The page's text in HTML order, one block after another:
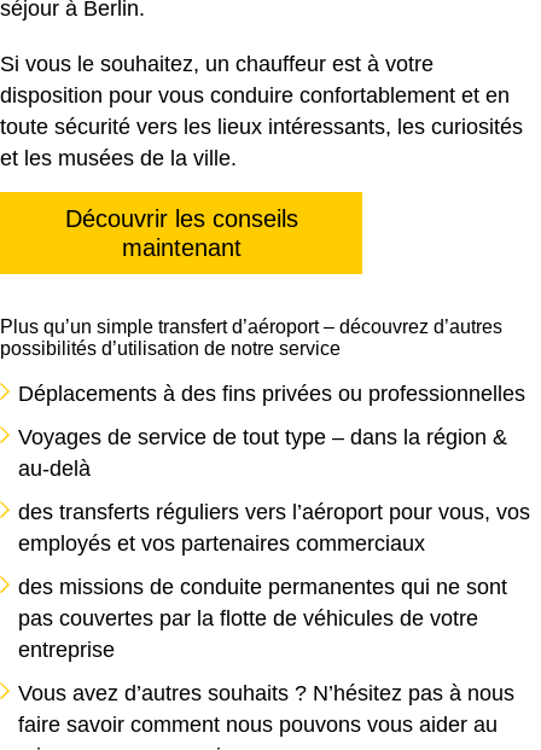
séjour à Berlin.
Si vous le souhaitez, un chauffeur est à votre
disposition pour vous conduire confortablement et en
toute sécurité vers les lieux intéressants, les curiosités
et les musées de la ville.
Découvrir les conseils
maintenant
Plus qu’un simple transfert d’aéroport – découvrez d’autres
possibilités d’utilisation de notre service
Déplacements à des fins privées ou professionnelles
Voyages de service de tout type – dans la région &
au-delà
des transferts réguliers vers l’aéroport pour vous, vos
employés et vos partenaires commerciaux
des missions de conduite permanentes qui ne sont
pas couvertes par la flotte de véhicules de votre
entreprise
Vous avez d’autres souhaits ? N’hésitez pas à nous
faire savoir comment nous pouvons vous aider au